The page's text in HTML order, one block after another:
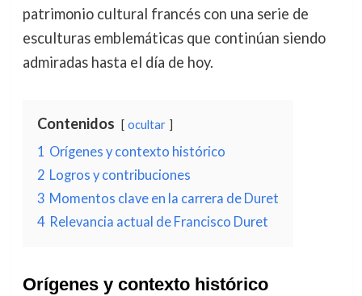
patrimonio cultural francés con una serie de
esculturas emblemáticas que continúan siendo
admiradas hasta el día de hoy.
Contenidos ocultar
1 Orígenes y contexto histórico
2 Logros y contribuciones
3 Momentos clave en la carrera de Duret
4 Relevancia actual de Francisco Duret
Orígenes y contexto histórico